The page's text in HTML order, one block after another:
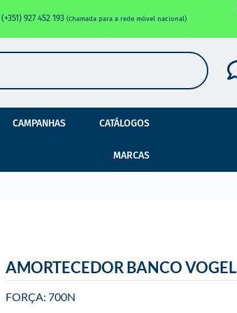
(+351) 927 452 193 (Chamada para a rede móvel nacional)
CAMPANHAS CATÁLOGOS
MARCAS
AMORTECEDOR BANCO VOGEL
FORÇA: 700N